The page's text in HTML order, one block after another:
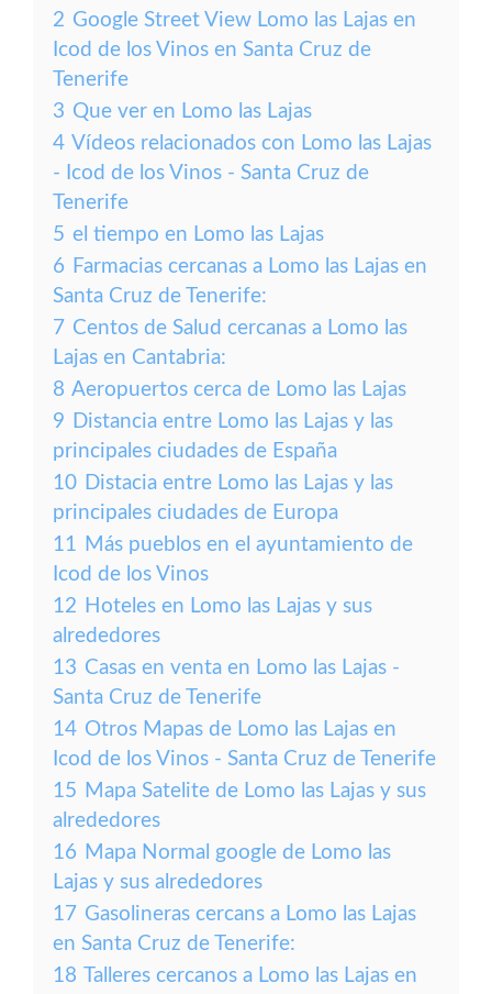
2 Google Street View Lomo las Lajas en
Icod de los Vinos en Santa Cruz de
Tenerife
3 Que ver en Lomo las Lajas
4 Vídeos relacionados con Lomo las Lajas
- Icod de los Vinos - Santa Cruz de
Tenerife
5 el tiempo en Lomo las Lajas
6 Farmacias cercanas a Lomo las Lajas en
Santa Cruz de Tenerife:
7 Centos de Salud cercanas a Lomo las
Lajas en Cantabria:
8 Aeropuertos cerca de Lomo las Lajas
9 Distancia entre Lomo las Lajas y las
principales ciudades de España
10 Distacia entre Lomo las Lajas y las
principales ciudades de Europa
11 Más pueblos en el ayuntamiento de
Icod de los Vinos
12 Hoteles en Lomo las Lajas y sus
alrededores
13 Casas en venta en Lomo las Lajas -
Santa Cruz de Tenerife
14 Otros Mapas de Lomo las Lajas en
Icod de los Vinos - Santa Cruz de Tenerife
15 Mapa Satelite de Lomo las Lajas y sus
alrededores
16 Mapa Normal google de Lomo las
Lajas y sus alrededores
17 Gasolineras cercans a Lomo las Lajas
en Santa Cruz de Tenerife:
18 Talleres cercanos a Lomo las Lajas en